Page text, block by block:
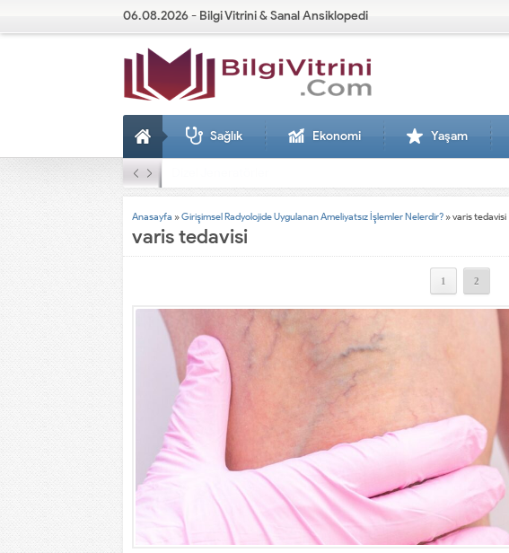
06.08.2026 - Bilgi Vitrini & Sanal Ansiklopedi
Sağlık Ekonomi Yaşam
Anasayfa »Girişimsel Radyolojide Uygulanan Ameliyatsız İşlemler Nelerdir? »varis tedavisi
varis tedavisi
1 2